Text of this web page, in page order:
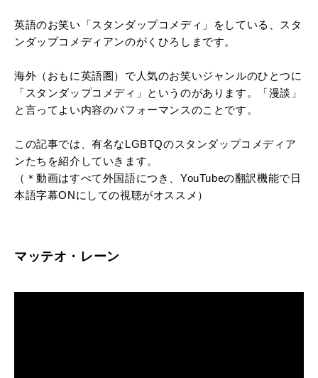
英語のお笑い「スタンダップコメディ」をしている、スタ
ンダップコメディアンのがくひろしま です。
海外（おもに英語圏）で人気のお笑いジャンルのひとつに
「スタンダップコメディ」というのがあります。「漫談」
と言ってよい内容のパフォーマンスのことです。
この記事では、有名なLGBTQのスタンダップコメディア
ンたちを紹介していきます。
（＊動画はすべて外国語につき、YouTubeの翻訳機能で日
本語字幕ONにしての視聴がオススメ）
マッテオ・レーン